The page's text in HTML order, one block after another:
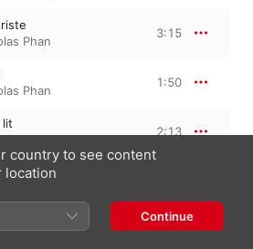
Phan
3:15
Phan
1:50
lit
Huang
2:13
qu’un pauvre rêve
tant
2:50
country to see content
location
Continue